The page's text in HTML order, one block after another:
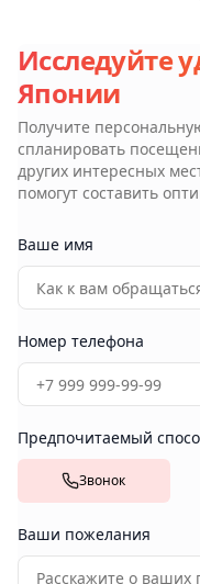
Исследуйте
Японии
Получите
спланировать
других интересных
помогут составить
Ваше имя
Номер телефона
Предпочитаемый
Звонок
Ваши пожелания